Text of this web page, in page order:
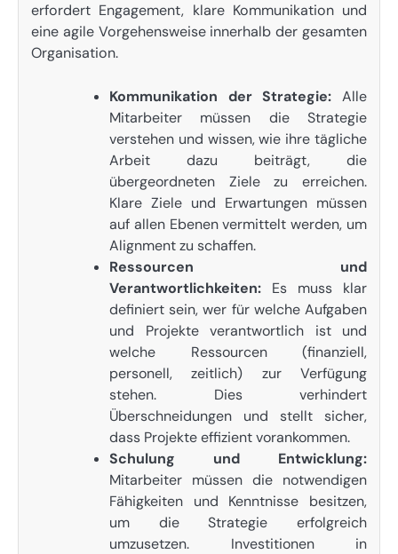
erfordert Engagement, klare Kommunikation und
eine agile Vorgehensweise innerhalb der gesamten
Organisation.
Kommunikation der Strategie: Alle
Mitarbeiter müssen die Strategie
verstehen und wissen, wie ihre tägliche
Arbeit dazu beiträgt, die
übergeordneten Ziele zu erreichen.
Klare Ziele und Erwartungen müssen
auf allen Ebenen vermittelt werden, um
Alignment zu schaffen.
Ressourcen und
Verantwortlichkeiten: Es muss klar
definiert sein, wer für welche Aufgaben
und Projekte verantwortlich ist und
welche Ressourcen (finanziell,
personell, zeitlich) zur Verfügung
stehen. Dies verhindert
Überschneidungen und stellt sicher,
dass Projekte effizient vorankommen.
Schulung und Entwicklung:
Mitarbeiter müssen die notwendigen
Fähigkeiten und Kenntnisse besitzen,
um die Strategie erfolgreich
umzusetzen. Investitionen in